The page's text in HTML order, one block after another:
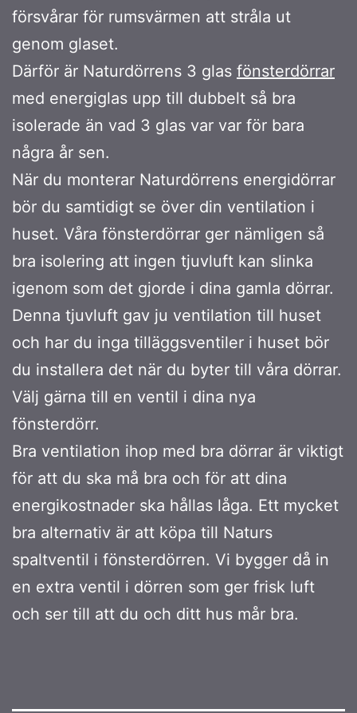
försvårar för rumsvärmen att stråla ut
genom glaset.
Därför är Naturdörrens 3 glas fönsterdörrar
med energiglas upp till dubbelt så bra
isolerade än vad 3 glas var var för bara
några år sen.
När du monterar Naturdörrens energidörrar
bör du samtidigt se över din ventilation i
huset. Våra fönsterdörrar ger nämligen så
bra isolering att ingen tjuvluft kan slinka
igenom som det gjorde i dina gamla dörrar.
Denna tjuvluft gav ju ventilation till huset
och har du inga tilläggsventiler i huset bör
du installera det när du byter till våra dörrar.
Välj gärna till en ventil i dina nya
fönsterdörr.
Bra ventilation ihop med bra dörrar är viktigt
för att du ska må bra och för att dina
energikostnader ska hållas låga. Ett mycket
bra alternativ är att köpa till Naturs
spaltventil i fönsterdörren. Vi bygger då in
en extra ventil i dörren som ger frisk luft
och ser till att du och ditt hus mår bra.